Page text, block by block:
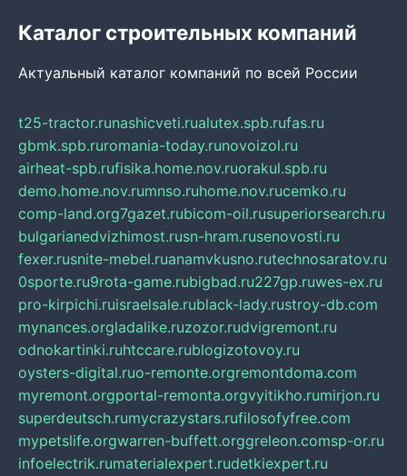
Каталог строительных компаний
Актуальный каталог компаний по всей России
t25-tractor.runashicveti.rualutex.spb.rufas.ru
gbmk.spb.ruromania-today.runovoizol.ru
airheat-spb.rufisika.home.nov.ruorakul.spb.ru
demo.home.nov.rumnso.ruhome.nov.rucemko.ru
comp-land.org7gazet.rubicom-oil.rusuperiorsearch.ru
bulgarianedvizhimost.rusn-hram.rusenovosti.ru
fexer.rusnite-mebel.ruanamvkusno.rutechnosaratov.ru
0sporte.ru9rota-game.rubigbad.ru227gp.ruwes-ex.ru
pro-kirpichi.ruisraelsale.rublack-lady.rustroy-db.com
mynances.orgladalike.ruzozor.rudvigremont.ru
odnokartinki.ruhtccare.rublogizotovoy.ru
oysters-digital.ruo-remonte.orgremontdoma.com
myremont.orgportal-remonta.orgvyitikho.rumirjon.ru
superdeutsch.rumycrazystars.rufilosofyfree.com
mypetslife.orgwarren-buffett.orggreleon.comsp-or.ru
infoelectrik.rumaterialexpert.rudetkiexpert.ru